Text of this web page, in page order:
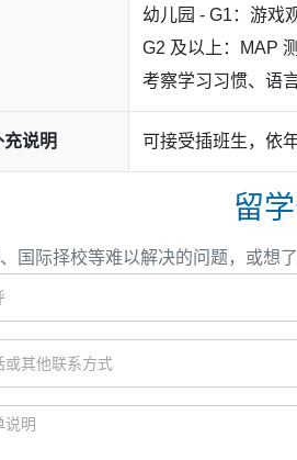
幼儿园 - G1：游戏
G2 及以上：MAP
考察学习习惯、语
充说明 可接受插班生，依
留
国际择校等难以解决的问题，或想